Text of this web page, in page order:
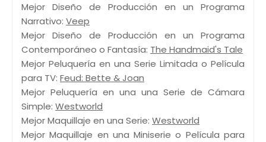
Mejor Diseño de Producción en un Programa
Narrativo: Veep
Mejor Diseño de Producción en un Programa
Contemporáneo o Fantasía: The Handmaid's Tale
Mejor Peluquería en una Serie Limitada o Película
para TV: Feud: Bette & Joan
Mejor Peluquería en una una Serie de Cámara
Simple: Westworld
Mejor Maquillaje en una Serie: Westworld
Mejor Maquillaje en una Miniserie o Película para